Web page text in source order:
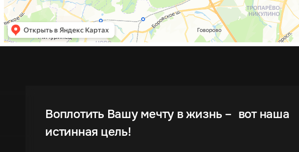
Воплотить Вашу мечту в жизнь – вот наша
истинная цель!